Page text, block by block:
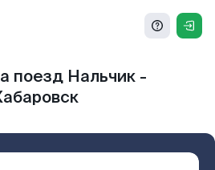
поезд Нальчик -